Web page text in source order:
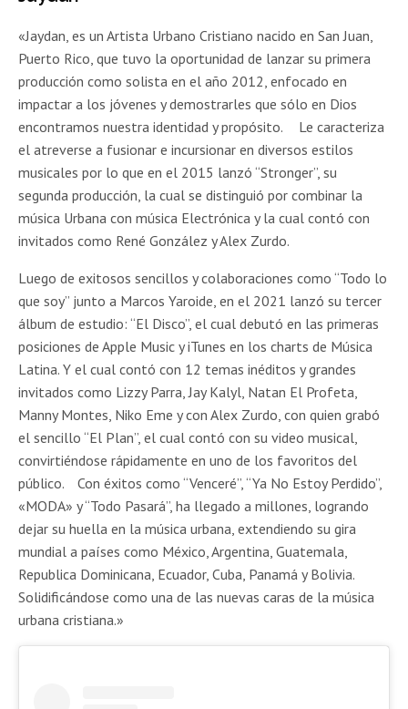
«Jaydan, es un Artista Urbano Cristiano nacido en San Juan,
Puerto Rico, que tuvo la oportunidad de lanzar su primera
producción como solista en el año 2012, enfocado en
impactar a los jóvenes y demostrarles que sólo en Dios
encontramos nuestra identidad y propósito. Le caracteriza
el atreverse a fusionar e incursionar en diversos estilos
musicales por lo que en el 2015 lanzó “Stronger”, su
segunda producción, la cual se distinguió por combinar la
música Urbana con música Electrónica y la cual contó con
invitados como René González y Alex Zurdo.
Luego de exitosos sencillos y colaboraciones como “Todo lo
que soy” junto a Marcos Yaroide, en el 2021 lanzó su tercer
álbum de estudio: “El Disco”, el cual debutó en las primeras
posiciones de Apple Music y iTunes en los charts de Música
Latina. Y el cual contó con 12 temas inéditos y grandes
invitados como Lizzy Parra, Jay Kalyl, Natan El Profeta,
Manny Montes, Niko Eme y con Alex Zurdo, con quien grabó
el sencillo “El Plan”, el cual contó con su video musical,
convirtiéndose rápidamente en uno de los favoritos del
público. Con éxitos como “Venceré”, “Ya No Estoy Perdido”,
«MODA» y “Todo Pasará”, ha llegado a millones, logrando
dejar su huella en la música urbana, extendiendo su gira
mundial a países como México, Argentina, Guatemala,
Republica Dominicana, Ecuador, Cuba, Panamá y Bolivia.
Solidificándose como una de las nuevas caras de la música
urbana cristiana.»